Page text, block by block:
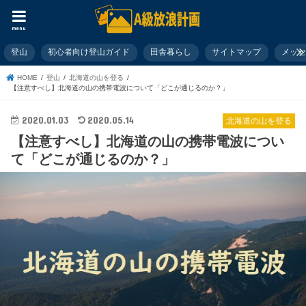
menu
登山 初心者向け登山ガイド 田舎暮らし サイトマップ メッ
HOME 登山
北海道の山を登る
【注意すべし】北海道の山の携帯電波について「どこが通じるのか？」
北海道の山を登る
2020.01.03 2020.05.14
【注意すべし】北海道の山の携帯電波につい
て「どこが通じるのか？」